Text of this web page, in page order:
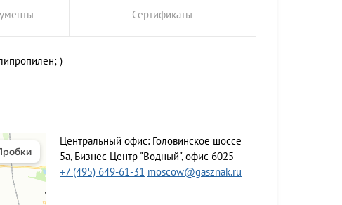
Сертификаты
)
Центральный офис: Головинское шоссе
5а, Бизнес-Центр "Водный", офис 6025
+7 (495) 649-61-31 moscow@gasznak.ru